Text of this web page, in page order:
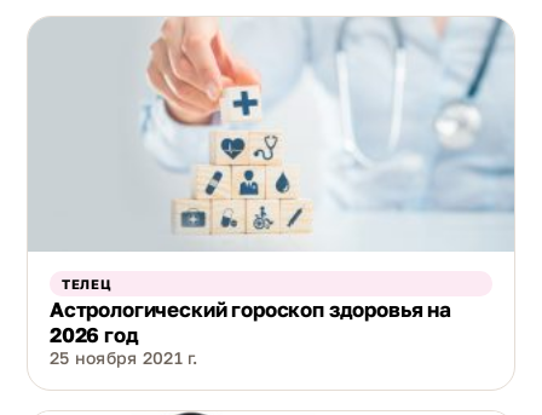
ТЕЛЕЦ
Астрологический гороскоп здоровья на
2026 год
25 ноября 2021 г.